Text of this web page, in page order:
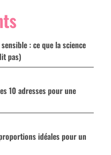
: ce que la science
pas)
10 adresses pour une
idéales pour un